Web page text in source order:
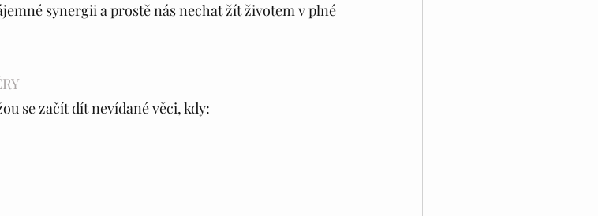
synergii a prostě nás nechat žít životem v plné
se začít dít nevídané věci, kdy: